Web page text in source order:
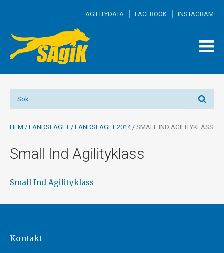
AGILITYDATA FACEBOOK INSTAGRAM
HEM / LANDSLAGET / LANDSLAGET 2014/ SMALL IND AGILITYKLASS
Small Ind Agilityklass
Small Ind Agilityklass
Kontakt